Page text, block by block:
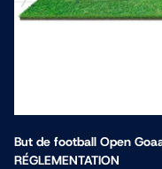
But de football Open
RÉGLEMENTATION